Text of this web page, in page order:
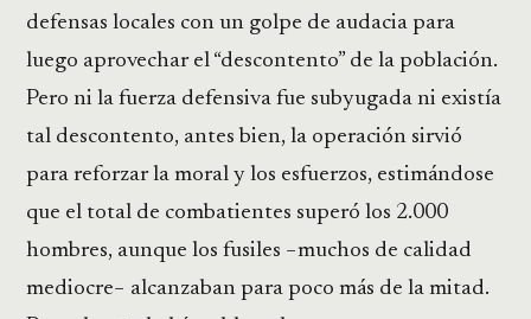
defensas locales con un golpe de audacia para
luego aprovechar el “descontento” de la población.
Pero ni la fuerza defensiva fue subyugada ni existía
tal descontento, antes bien, la operación sirvió
para reforzar la moral y los esfuerzos, estimándose
que el total de combatientes superó los 2.000
hombres, aunque los fusiles −muchos de calidad
mediocre− alcanzaban para poco más de la mitad.